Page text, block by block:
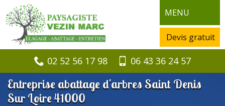
MENU
Devis gratuit
02 52 56 17 98 06 43 36 24 57
Entreprise abattage d'arbres Saint Denis
Sur Loire 41000